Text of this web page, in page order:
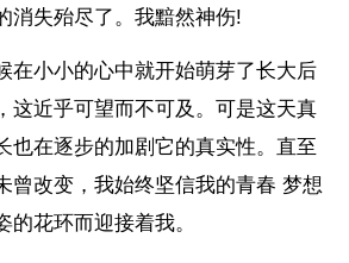
消失殆尽了。我黯然神伤!
在小小的心中就开始萌芽了长大后
这近乎可望而不可及。可是这天真
也在逐步的加剧它的真实性。直至
曾改变，我始终坚信我的青春 梦想
的花环而迎接着我。